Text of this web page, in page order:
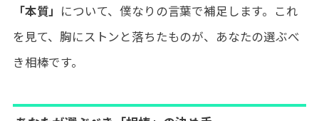
「本質」 について、僕なりの言葉で補足します。これ
を見て、胸にストンと落ちたものが、あなたの選ぶべ
き相棒です。